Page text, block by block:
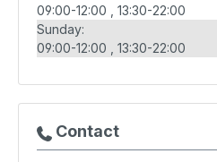
09:00-12:00
13:30-22:00
Sunday:
09:00-12:00
13:30-22:00
Contact